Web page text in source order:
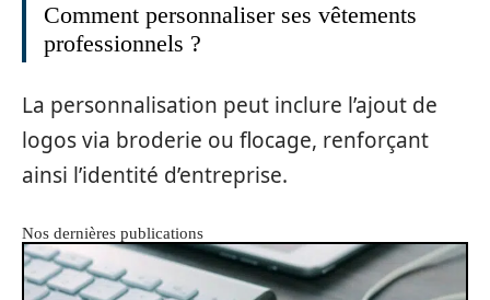
Comment personnaliser ses vêtements
professionnels ?
La personnalisation peut inclure l’ajout de
logos via broderie ou flocage, renforçant
ainsi l’identité d’entreprise.
Nos dernières publications